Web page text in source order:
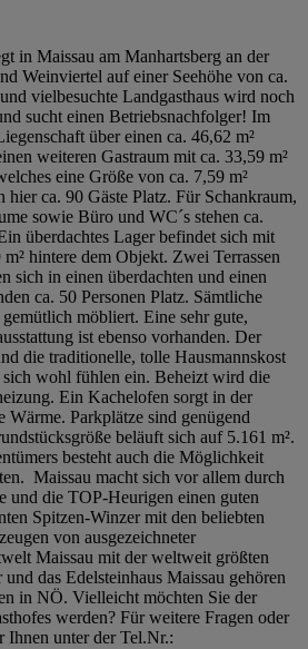
in Maissau am Manhartsberg an der
Weinviertel auf einer Seehöhe von ca.
vielbesuchte Landgasthaus wird noch
sucht einen Betriebsnachfolger! Im
über einen ca. 46,62 m²
weiteren Gastraum mit ca. 33,59 m²
eine Größe von ca. 7,59 m²
hier ca. 90 Gäste Platz. Für Schankraum,
sowie Büro und WC´s stehen ca.
überdachtes Lager befindet sich mit
m² hintere dem Objekt. Zwei Terrassen
sich in einen überdachten und einen
ca. 50 Personen Platz. Sämtliche
gemütlich möbliert. Eine sehr gute,
ist ebenso vorhanden. Der
die traditionelle, tolle Hausmannskost
sich wohl fühlen ein. Beheizt wird die
Ein Kachelofen sorgt in der
Wärme. Parkplätze sind genügend
beläuft sich auf 5.161 m².
besteht auch die Möglichkeit
Maissau macht sich vor allem durch
und die TOP-Heurigen einen guten
Spitzen-Winzer mit den beliebten
von ausgezeichneter
Maissau mit der weltweit größten
und das Edelsteinhaus Maissau gehören
in NÖ. Vielleicht möchten Sie der
werden? Für weitere Fragen oder
Ihnen unter der Tel.Nr.: